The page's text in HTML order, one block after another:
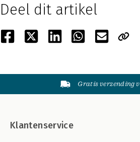
Deel dit artikel
Gratis verzending
Klantenservice